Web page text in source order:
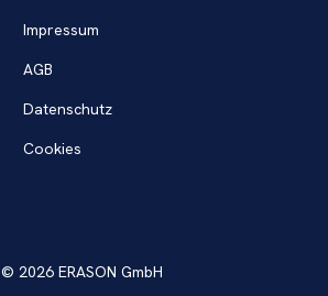
Impressum
AGB
Datenschutz
Cookies
© 2026 ERASON GmbH